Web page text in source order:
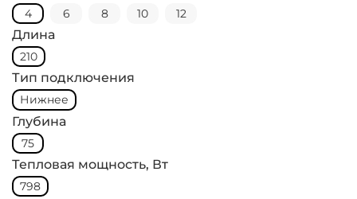
4 6 8 10 12
Длина
210
Тип подключения
Нижнее
Глубина
75
Тепловая мощность, Вт
798